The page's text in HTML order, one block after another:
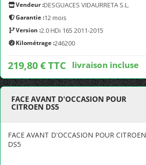
Vendeur :DESGUACES VIDAURRETA S.L.
Garantie :12 mois
Version :2.0 HDi 165 2011-2015
Kilométrage :246200
219,80 € TTC livraison incluse
FACE AVANT D'OCCASION POUR
CITROEN DS5
FACE AVANT D'OCCASION POUR CITROEN
DS5